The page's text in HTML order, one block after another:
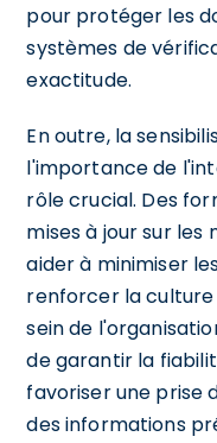
pour protéger les
systèmes de
exactitude.
En outre, la
l'importance de
rôle crucial. Des
mises à jour sur
aider à minimiser
renforcer la culture
sein de
de garantir la
favoriser une prise
des informations